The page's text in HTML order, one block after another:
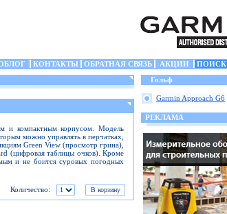
КОНТАКТЫ ОБРАТНАЯ СВЯЗЬ АКЦИИ ПОИСК
и компактным корпусом. Модель
можно управлять в перчатках,
Green View (просмотр грина),
(цифровая таблицы очков). Кроме
и не боится суровых погодных
Количество:
Гольф
Garmin Approach G6
РЕКЛАМА